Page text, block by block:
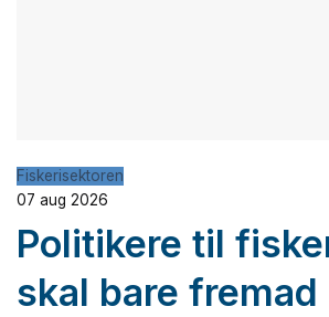
Fiskerisektoren
07 aug 2026
Politikere til
skal bare fremad